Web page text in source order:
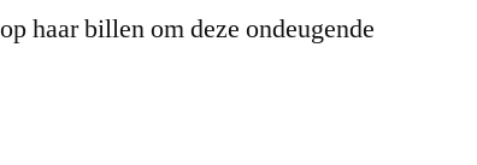
haar billen om deze ondeugende